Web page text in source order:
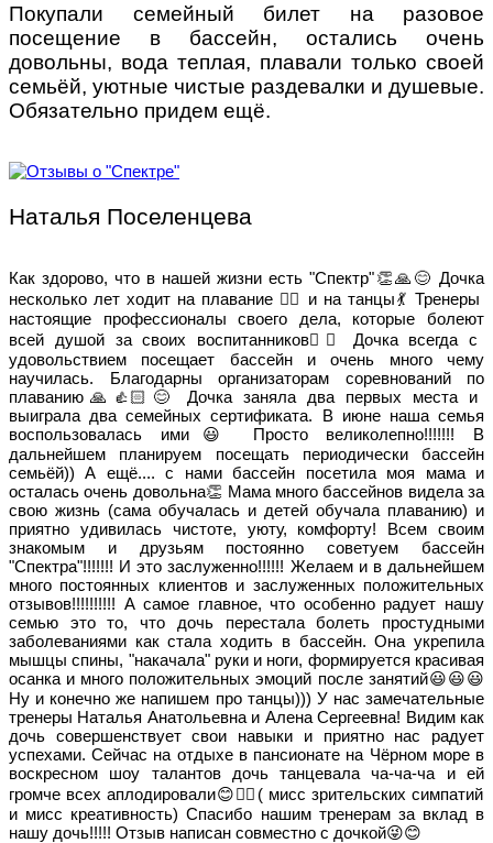
Покупали семейный билет на разовое
посещение в бассейн, остались очень
довольны, вода теплая, плавали только своей
семьёй, уютные чистые раздевалки и душевые.
Обязательно придем ещё.
Наталья Поселенцева
Как здорово, что в нашей жизни есть "Спектр"👏🙏😊 Дочка
несколько лет ходит на плавание 🏊‍♀️ и на танцы💃 Тренеры
настоящие профессионалы своего дела, которые болеют
всей душой за своих воспитанников👍🏻 Дочка всегда с
удовольствием посещает бассейн и очень много чему
научилась. Благодарны организаторам соревнований по
плаванию🙏👍🏻😊 Дочка заняла два первых места и
выиграла два семейных сертификата. В июне наша семья
воспользовалась ими😃 Просто великолепно!!!!!!! В
дальнейшем планируем посещать периодически бассейн
семьёй)) А ещё.... с нами бассейн посетила моя мама и
осталась очень довольна👏 Мама много бассейнов видела за
свою жизнь (сама обучалась и детей обучала плаванию) и
приятно удивилась чистоте, уюту, комфорту! Всем своим
знакомым и друзьям постоянно советуем бассейн
"Спектра"!!!!!!! И это заслуженно!!!!!! Желаем и в дальнейшем
много постоянных клиентов и заслуженных положительных
отзывов!!!!!!!!!! А самое главное, что особенно радует нашу
семью это то, что дочь перестала болеть простудными
заболеваниями как стала ходить в бассейн. Она укрепила
мышцы спины, "накачала" руки и ноги, формируется красивая
осанка и много положительных эмоций после занятий😃😃😃
Ну и конечно же напишем про танцы))) У нас замечательные
тренеры Наталья Анатольевна и Алена Сергеевна! Видим как
дочь совершенствует свои навыки и приятно нас радует
успехами. Сейчас на отдыхе в пансионате на Чёрном море в
воскресном шоу талантов дочь танцевала ча-ча-ча и ей
громче всех аплодировали😊👍🏻( мисс зрительских симпатий
и мисс креативность) Спасибо нашим тренерам за вклад в
нашу дочь!!!!! Отзыв написан совместно с дочкой😜😊